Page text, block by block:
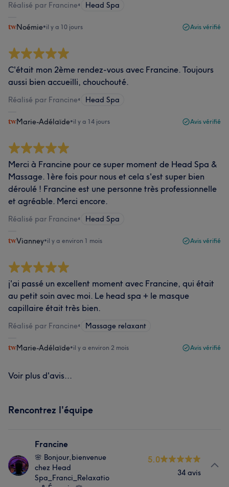
Réalisé par Francine• Head Spa
Noémie•il y a 10 jours Avis vérifié
C'était mon 2ème rendez-vous avec Francine. Toujours
aussi bien accueilli, chouchouté.
Réalisé par Francine• Head Spa
Marie-Adélaïde•il y a 14 jours Avis vérifié
Merci à Francine pour ce super moment de Head Spa &
Massage. 1ère fois pour nous et cela s'est super bien
déroulé ! Francine est une personne très professionnelle
et agréable. Merci encore.
Réalisé par Francine• Head Spa
Vianney•il y a environ 1 mois Avis vérifié
j'ai passé un excellent moment avec Francine, qui était
au petit soin avec moi. Le head spa + le masque
capillaire était très bien.
Réalisé par Francine• Massage relaxant
Marie-Adélaïde•il y a environ 2 mois Avis vérifié
Voir plus d'avis...
Rencontrez l'équipe
Francine
🌸 Bonjour,bienvenue
chez Head
Spa_Franci_Relaxatio
5.0
34 avis